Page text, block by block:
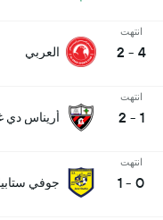
انتهت
4
-
2 العربي
انتهت
1
-
2 أريناس دي
انتهت
0
-
1 جوفي